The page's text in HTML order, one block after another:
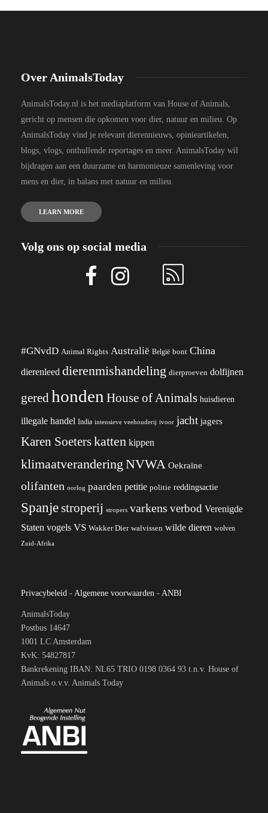
Over AnimalsToday
AnimalsToday.nl is het mediaplatform van House of Animals,
gericht op mensen die opkomen voor dier, natuur en milieu. Op
AnimalsToday vind je relevant dierennieuws, opinieartikelen,
blogs, vlogs, onthullende reportages en meer. AnimalsToday wil
bijdragen aan een duurzame en harmonieuze samenleving voor
mens en dier, in balans met natuur en milieu.
LEARN MORE
Volg ons op social media
#GNvdD Animal Rights Australië België bont China
dierenleed dierenmishandeling dierproeven dolfijnen
geredhonden House of Animals huisdieren
illegale handel India intensieve veehouderij ivoor jacht jagers
Karen Soeterskatten kippen
klimaatverandering NVWA Oekraïne
olifanten oorlog paarden petitie politie reddingsactie
Spanjestroperij stropers varkens verbod Verenigde
Staten vogels VS Wakker Dier walvissen wilde dieren wolven
Zuid-Afrika
Privacybeleid - Algemene voorwaarden - ANBI
AnimalsToday
Postbus 14647
1001 LC Amsterdam
KvK: 54827817
Bankrekening IBAN: NL65 TRIO 0198 0364 93 t.n.v. House of
Animals o.v.v. Animals Today